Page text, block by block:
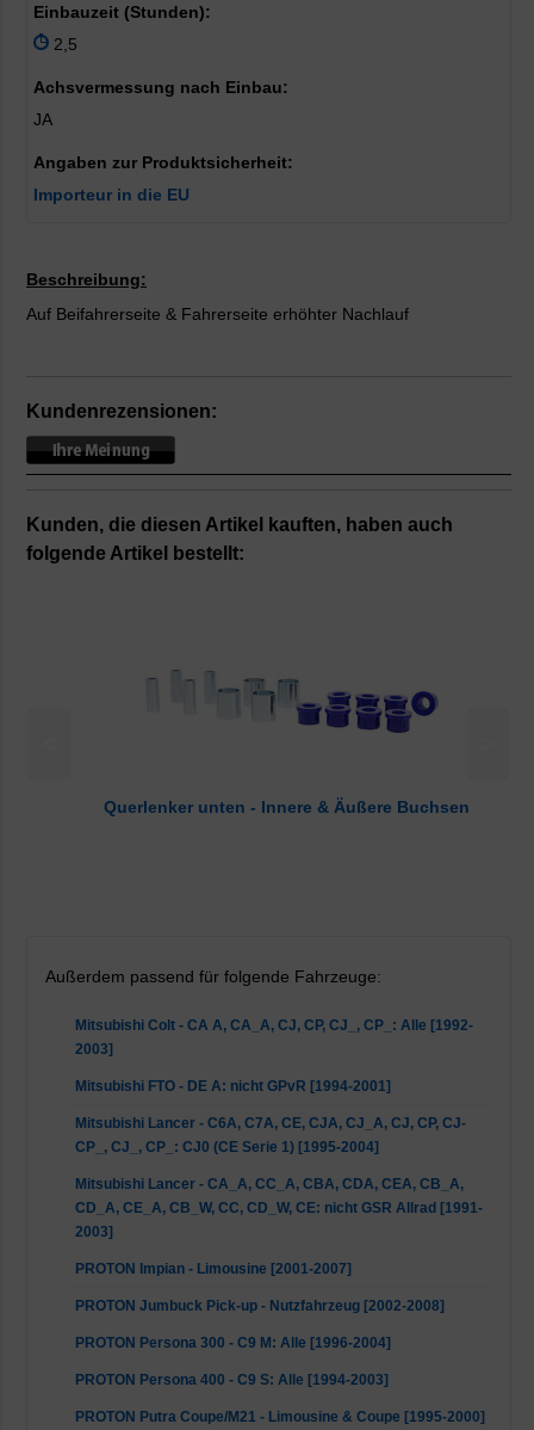
Einbauzeit (Stunden):
2,5
Achsvermessung nach Einbau:
JA
Angaben zur Produktsicherheit:
Importeur in die EU
Beschreibung:
Auf Beifahrerseite & Fahrerseite erhöhter Nachlauf
Kundenrezensionen:
Kunden, die diesen Artikel kauften, haben auch
folgende Artikel bestellt:
Querlenker unten - Innere & Äußere Buchsen
Außerdem passend für folgende Fahrzeuge:
Mitsubishi Colt - CA A, CA_A, CJ, CP, CJ_, CP_: Alle [1992-
2003]
Mitsubishi FTO - DE A: nicht GPvR [1994-2001]
Mitsubishi Lancer - C6A, C7A, CE, CJA, CJ_A, CJ, CP, CJ-
CP_, CJ_, CP_: CJ0 (CE Serie 1) [1995-2004]
Mitsubishi Lancer - CA_A, CC_A, CBA, CDA, CEA, CB_A,
CD_A, CE_A, CB_W, CC, CD_W, CE: nicht GSR Allrad [1991-
2003]
PROTON Impian - Limousine [2001-2007]
PROTON Jumbuck Pick-up - Nutzfahrzeug [2002-2008]
PROTON Persona 300 - C9 M: Alle [1996-2004]
PROTON Persona 400 - C9 S: Alle [1994-2003]
PROTON Putra Coupe/M21 - Limousine & Coupe [1995-2000]